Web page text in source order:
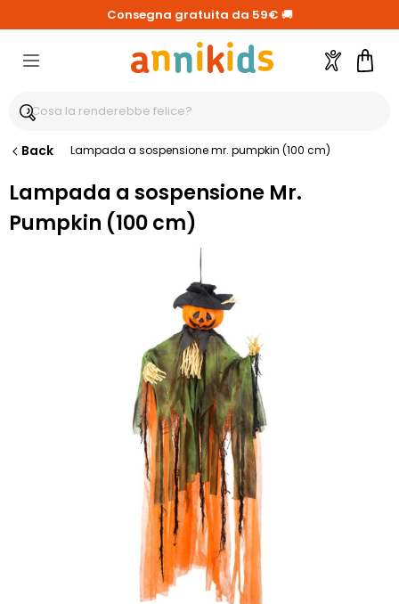
Consegna gratuita da 59€ 🚚
Account
Back Lampada a sospensione mr. pumpkin (100 cm)
Lampada a sospensione Mr.
Pumpkin (100 cm)